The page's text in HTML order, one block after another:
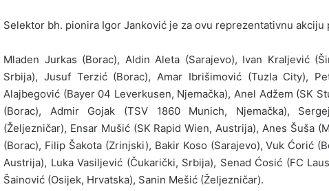
Selektor bh. pionira Igor Janković je za ovu reprezentativnu akciju
Mladen Jurkas (Borac), Aldin Aleta (Sarajevo), Ivan Kraljević
Srbija), Jusuf Terzić (Borac), Amar Ibrišimović (Tuzla City),
Alajbegović (Bayer 04 Leverkusen, Njemačka), Anel Adžem (SK
(Borac), Admir Gojak (TSV 1860 Munich, Njemačka),
(Željezničar), Ensar Mušić (SK Rapid Wien, Austrija), Anes Šuša
(Borac), Filip Šakota (Zrinjski), Bakir Koso (Sarajevo), Vuk Ćorić
Austrija), Luka Vasiljević (Čukarički, Srbija), Senad Ćosić (FC
Šainović (Osijek, Hrvatska), Sanin Mešić (Željezničar).